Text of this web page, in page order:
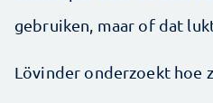
gebruiken, maar of dat
Lövinder onderzoekt hoe